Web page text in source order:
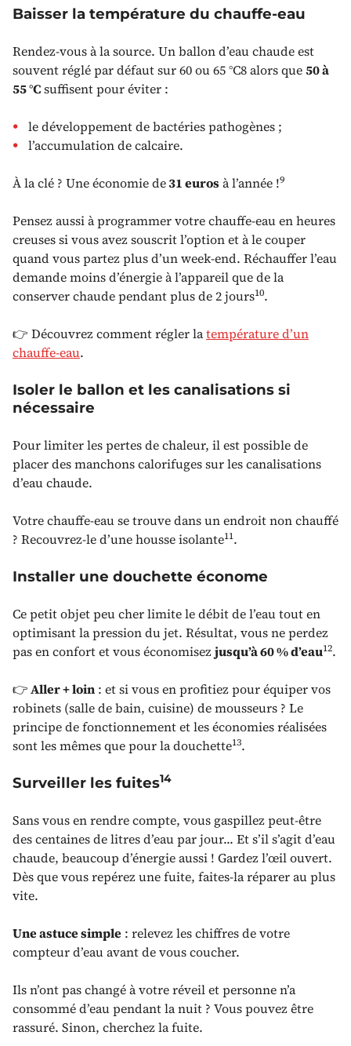
Baisser la température du chauffe-eau
Rendez-vous à la source. Un ballon d’eau chaude est
souvent réglé par défaut sur 60 ou 65 °C8 alors que50 à
55 °Csuffisent pour éviter :
le développement de bactéries pathogènes ;
l’accumulation de calcaire.
À la clé ? Une économie de31 eurosà l’année !9
Pensez aussi à programmer votre chauffe-eau en heures
creuses si vous avez souscrit l’option et à le couper
quand vous partez plus d’un week-end. Réchauffer l’eau
demande moins d’énergie à l’appareil que de la
conserver chaude pendant plus de 2 jours10.
👉 Découvrez comment régler latempérature d’un
chauffe-eau.
Isoler le ballon et les canalisations si
nécessaire
Pour limiter les pertes de chaleur, il est possible de
placer des manchons calorifuges sur les canalisations
d’eau chaude.
Votre chauffe-eau se trouve dans un endroit non chauffé
? Recouvrez-le d’une housse isolante11.
Installer une douchette économe
Ce petit objet peu cher limite le débit de l’eau tout en
optimisant la pression du jet. Résultat, vous ne perdez
pas en confort et vous économisezjusqu’à 60 % d’eau12.
👉Aller + loin : et si vous en profitiez pour équiper vos
robinets (salle de bain, cuisine) de mousseurs ? Le
principe de fonctionnement et les économies réalisées
sont les mêmes que pour la douchette13.
Surveiller les fuites14
Sans vous en rendre compte, vous gaspillez peut-être
des centaines de litres d’eau par jour... Et s’il s’agit d’eau
chaude, beaucoup d’énergie aussi ! Gardez l’œil ouvert.
Dès que vous repérez une fuite, faites-la réparer au plus
vite.
Une astuce simple : relevez les chiffres de votre
compteur d’eau avant de vous coucher.
Ils n’ont pas changé à votre réveil et personne n’a
consommé d’eau pendant la nuit ? Vous pouvez être
rassuré. Sinon, cherchez la fuite.